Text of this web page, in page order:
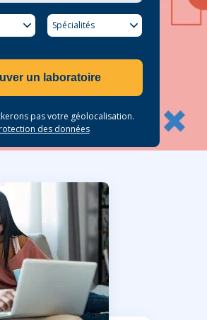
Spécialités
un laboratoire
pas votre géolocalisation.
des données